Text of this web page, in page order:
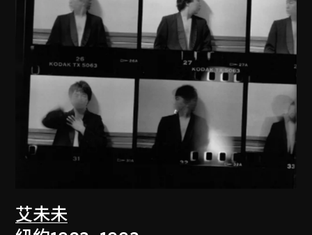
艾未未